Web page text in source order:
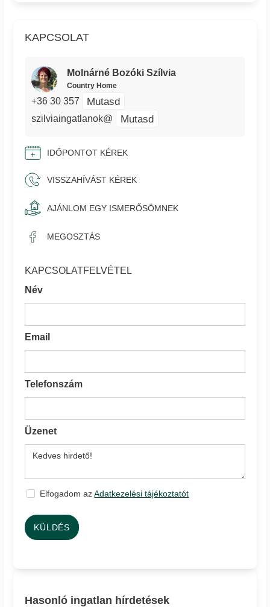
KAPCSOLAT
Molnárné Bozóki Szílvia
Country Home
+36 30 357 Mutasd
szilviaingatlanok@ Mutasd
IDŐPONTOT KÉREK
VISSZAHÍVÁST KÉREK
AJÁNLOM EGY ISMERŐSÖMNEK
MEGOSZTÁS
KAPCSOLATFELVÉTEL
Név
Email
Telefonszám
Üzenet
Elfogadom azAdatkezelési tájékoztatót
KÜLDÉS
Hasonló ingatlan hírdetések